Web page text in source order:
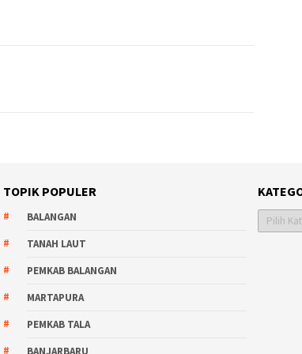
TOPIK POPULER
BALANGAN
TANAH LAUT
PEMKAB BALANGAN
MARTAPURA
PEMKAB TALA
BANJARBARU
Kategori